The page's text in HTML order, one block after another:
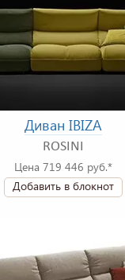
Диван IBIZA
ROSINI
Цена 719 446 руб.*
Добавить в блокнот